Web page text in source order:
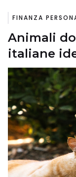
FINANZA
Animali
italiane